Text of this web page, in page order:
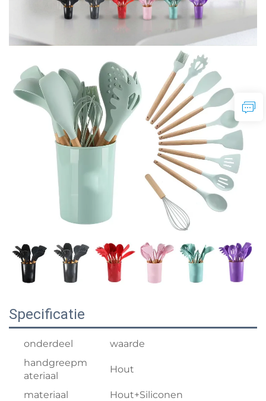
Specificatie
onderdeel
waarde
handgreepm
ateriaal
Hout
materiaal Hout+Siliconen